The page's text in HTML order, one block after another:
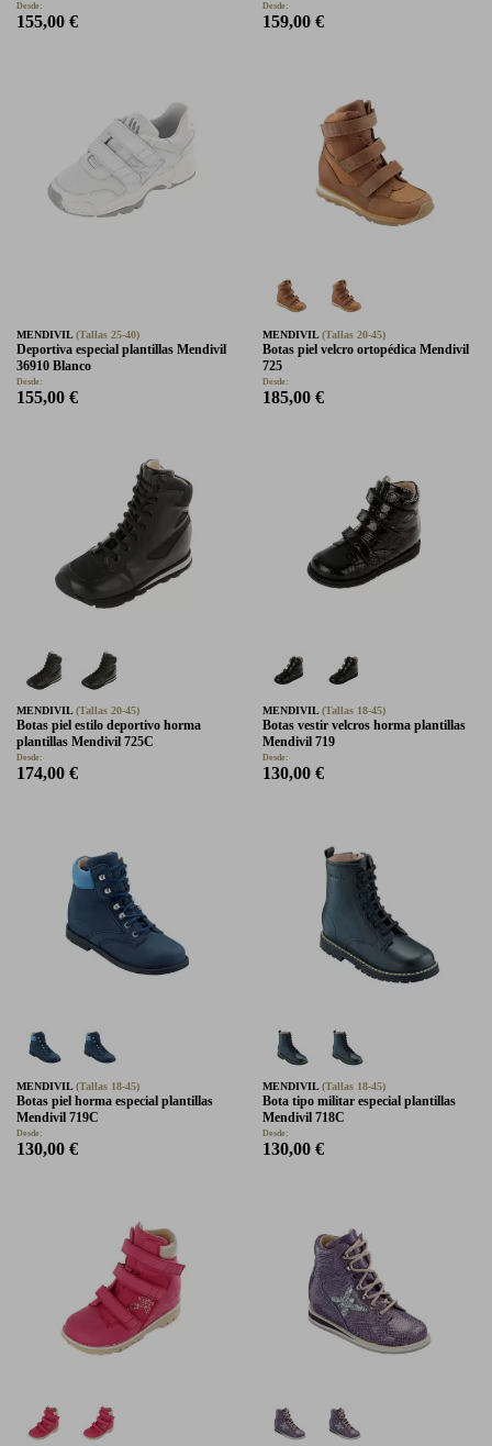
Desde:
155,00 €
Desde:
159,00 €
MENDIVIL(Tallas 25-40)
Deportiva especial plantillas Mendivil
36910 Blanco
Desde:
155,00 €
MENDIVIL(Tallas 20-45)
Botas piel velcro ortopédica Mendivil
725
Desde:
185,00 €
MENDIVIL(Tallas 20-45)
Botas piel estilo deportivo horma
plantillas Mendivil 725C
Desde:
174,00 €
MENDIVIL(Tallas 18-45)
Botas vestir velcros horma plantillas
Mendivil 719
Desde:
130,00 €
MENDIVIL(Tallas 18-45)
Botas piel horma especial plantillas
Mendivil 719C
Desde:
130,00 €
MENDIVIL(Tallas 18-45)
Bota tipo militar especial plantillas
Mendivil 718C
Desde:
130,00 €